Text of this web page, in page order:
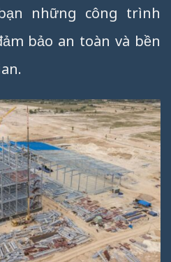
những công trình
bảo an toàn và bền